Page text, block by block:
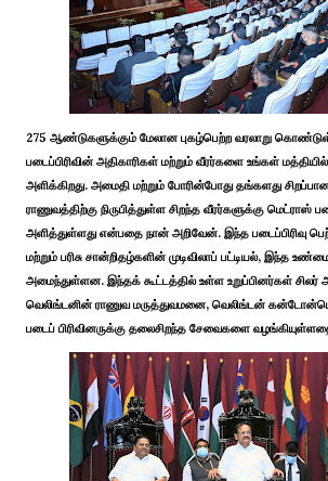
275 ஆண்டுகளுக்கும் மேலான புகழ்பெற்ற வரலாறு
படைப்பிரிவின் அதிகாரிகள் மற்றும் வீரர்களை உங்கள்
அளிக்கிறது. அமைதி மற்றும் போரின்போது தங்களது
ராணுவத்திற்கு நிருபித்துள்ள சிறந்த வீரர்களுக்கு மெட்ராஸ்
அளித்துள்ளது என்பதை நான் அறிவேன். இந்த படைப்பிரிவு
மற்றும் பரிசு சான்றிதழ்களின் முடிவிலாப் பட்டியல், இந்த
அமைந்துள்ளன. இந்தக் கூட்டத்தில் உள்ள உறுப்பினர்கள் சிலர்
வெலிங்டனின் ராணுவ மருத்துவமனை, வெலிங்டன்
படைப் பிரிவினருக்கு தலைசிறந்த சேவைகளை